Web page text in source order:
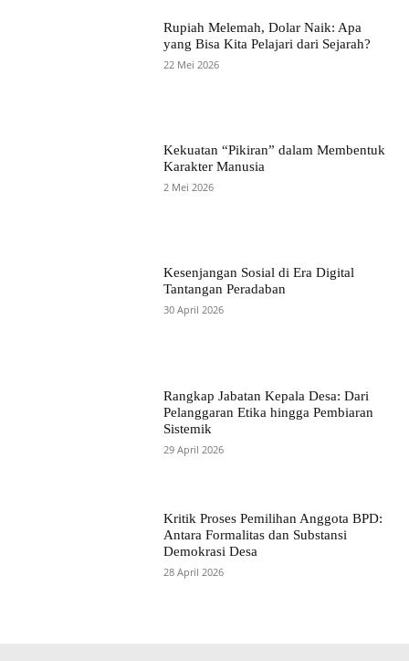
Rupiah Melemah, Dolar Naik: Apa
yang Bisa Kita Pelajari dari Sejarah?
22 Mei 2026
Kekuatan “Pikiran” dalam Membentuk
Karakter Manusia
2 Mei 2026
Kesenjangan Sosial di Era Digital
Tantangan Peradaban
30 April 2026
Rangkap Jabatan Kepala Desa: Dari
Pelanggaran Etika hingga Pembiaran
Sistemik
29 April 2026
Kritik Proses Pemilihan Anggota BPD:
Antara Formalitas dan Substansi
Demokrasi Desa
28 April 2026